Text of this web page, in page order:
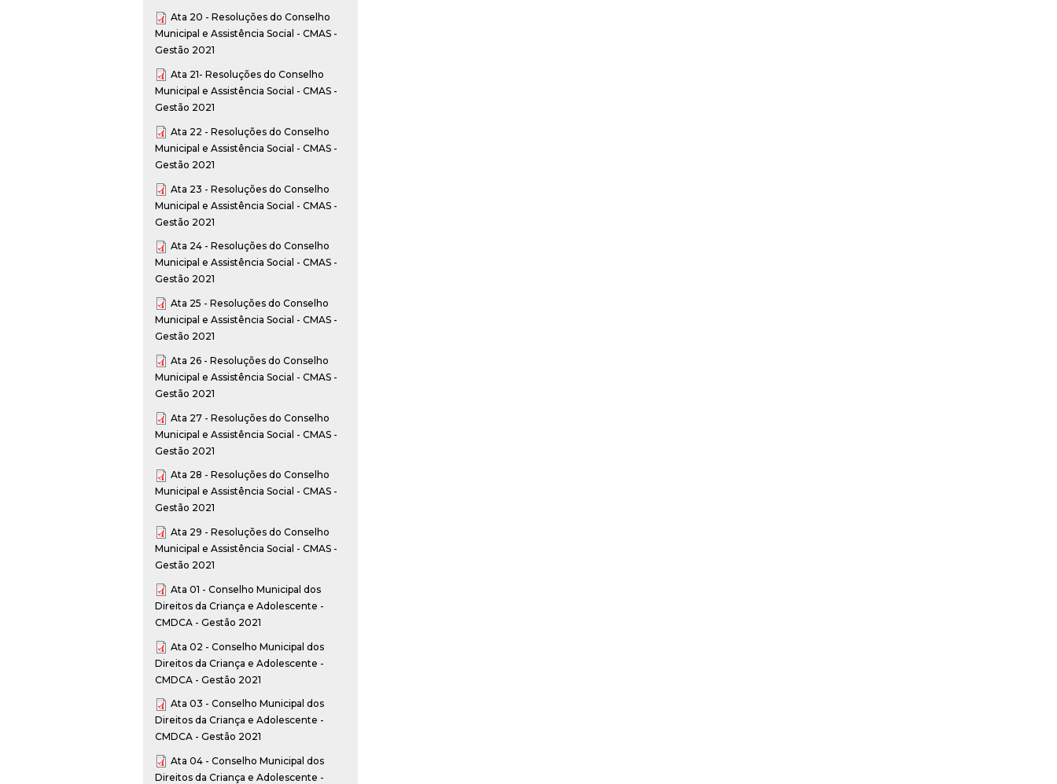
Ata 20 - Resoluções do Conselho
Municipal e Assistência Social - CMAS -
Gestão 2021
Ata 21- Resoluções do Conselho
Municipal e Assistência Social - CMAS -
Gestão 2021
Ata 22 - Resoluções do Conselho
Municipal e Assistência Social - CMAS -
Gestão 2021
Ata 23 - Resoluções do Conselho
Municipal e Assistência Social - CMAS -
Gestão 2021
Ata 24 - Resoluções do Conselho
Municipal e Assistência Social - CMAS -
Gestão 2021
Ata 25 - Resoluções do Conselho
Municipal e Assistência Social - CMAS -
Gestão 2021
Ata 26 - Resoluções do Conselho
Municipal e Assistência Social - CMAS -
Gestão 2021
Ata 27 - Resoluções do Conselho
Municipal e Assistência Social - CMAS -
Gestão 2021
Ata 28 - Resoluções do Conselho
Municipal e Assistência Social - CMAS -
Gestão 2021
Ata 29 - Resoluções do Conselho
Municipal e Assistência Social - CMAS -
Gestão 2021
Ata 01 - Conselho Municipal dos
Direitos da Criança e Adolescente -
CMDCA - Gestão 2021
Ata 02 - Conselho Municipal dos
Direitos da Criança e Adolescente -
CMDCA - Gestão 2021
Ata 03 - Conselho Municipal dos
Direitos da Criança e Adolescente -
CMDCA - Gestão 2021
Ata 04 - Conselho Municipal dos
Direitos da Criança e Adolescente -